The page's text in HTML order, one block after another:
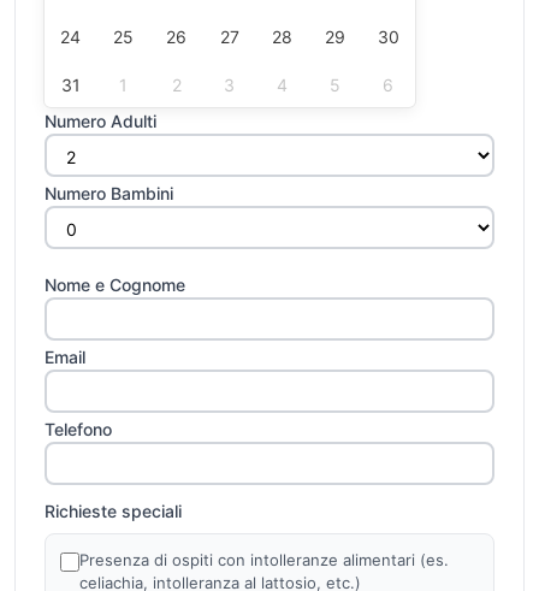
24 25 26 27 28 29 30
31 1 2 3 4 5
6
Numero Adulti
Numero Bambini
Nome e Cognome
Email
Telefono
Richieste speciali
Presenza di ospiti con intolleranze alimentari (es.
celiachia, intolleranza al lattosio, etc.)